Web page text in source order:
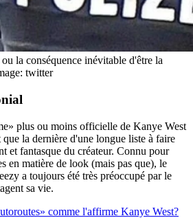
la conséquence inévitable d'être la
twitter
plus ou moins officielle de Kanye West
la dernière d'une longue liste à faire
et fantasque du créateur. Connu pour
en matière de look (mais pas que), le
a toujours été très préoccupé par le
sa vie.
comme l'affirme Kanye West?